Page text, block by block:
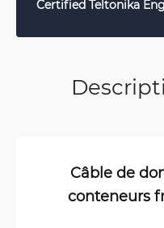
Certified Teltonika
Câble de
conteneurs